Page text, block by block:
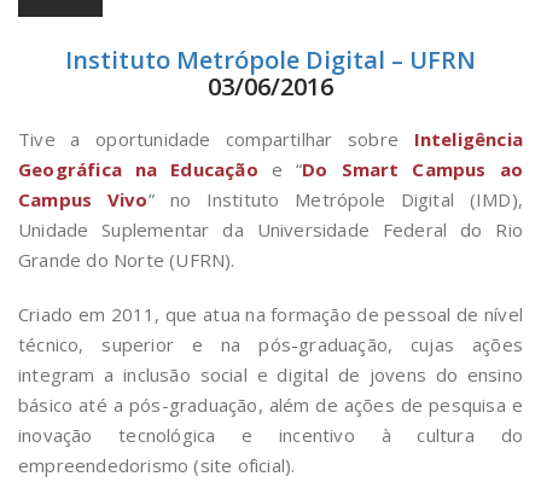
Instituto Metrópole Digital – UFRN
03/06/2016
Tive a oportunidade compartilhar sobre Inteligência
Geográfica na Educação e “Do Smart Campus ao
Campus Vivo” no Instituto Metrópole Digital (IMD),
Unidade Suplementar da Universidade Federal do Rio
Grande do Norte (UFRN).
Criado em 2011, que atua na formação de pessoal de nível
técnico, superior e na pós-graduação, cujas ações
integram a inclusão social e digital de jovens do ensino
básico até a pós-graduação, além de ações de pesquisa e
inovação tecnológica e incentivo à cultura do
empreendedorismo (site oficial).